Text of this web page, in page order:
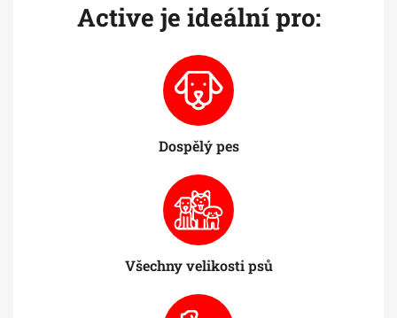
Active je ideální pro:
Dospělý pes
Všechny velikosti psů